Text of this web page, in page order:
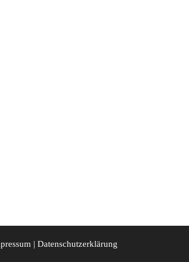
| Datenschutzerklärung